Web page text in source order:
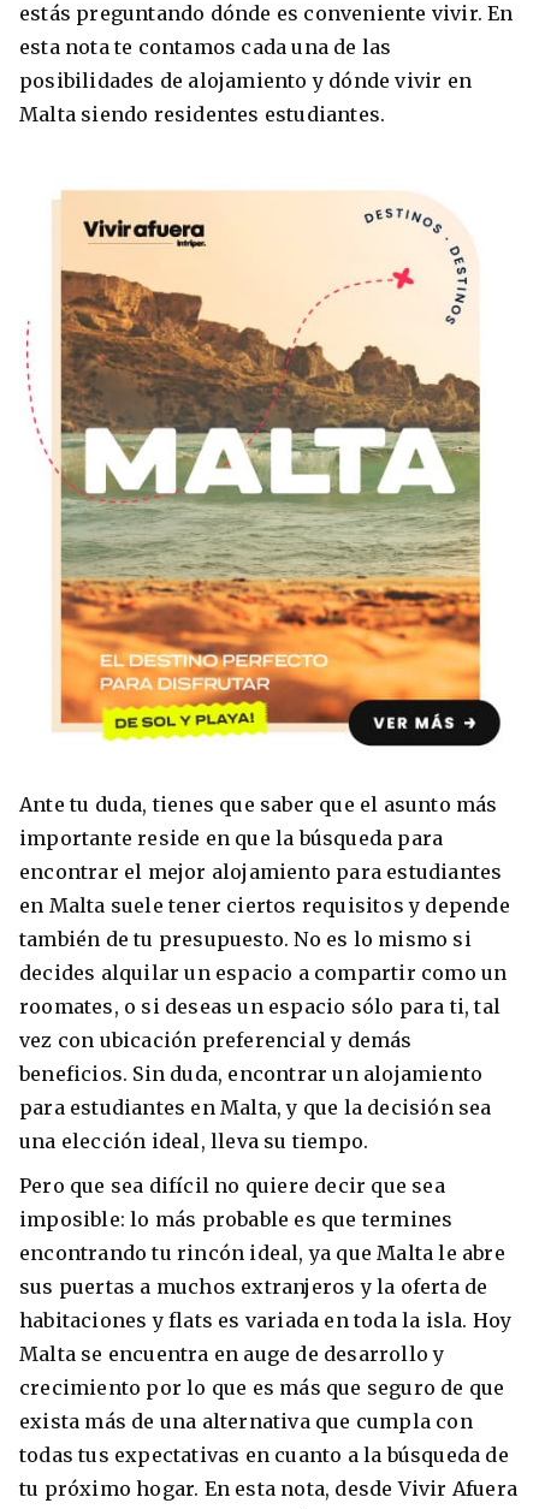
Australia permitirá la entrada de
estudiantes y trabajadores cualificados
vacunados contra el Covid-19
Agustina Fontirroig 23/11/2021
8 ciudades para tomar cursos de inglés
intensivo
Barbie Castoldi 09/11/2021
América
Brasil
Ecuador
México
VER TODOS LOS PAÍSES
Estudia Inglés frente al Mediterráneo
Estudia un Bachelor de IT en Cork
Estudia Business en Auckland
Estudia Desarrollo Web en Toronto
+30 Summer English for Professionals en
Melbourne
Condiciones
ENVIAR
estás preguntando dónde es conveniente vivir. En
esta nota te contamos cada una de las
posibilidades de alojamiento y dónde vivir en
Malta siendo residentes estudiantes.
Ante tu duda, tienes que saber que el asunto más
importante reside en que la búsqueda para
encontrar el mejor alojamiento para estudiantes
en Malta suele tener ciertos requisitos y depende
también de tu presupuesto. No es lo mismo si
decides alquilar un espacio a compartir como un
roomates, o si deseas un espacio sólo para ti, tal
vez con ubicación preferencial y demás
beneficios. Sin duda, encontrar un alojamiento
para estudiantes en Malta, y que la decisión sea
una elección ideal, lleva su tiempo.
Pero que sea difícil no quiere decir que sea
imposible: lo más probable es que termines
encontrando tu rincón ideal, ya que Malta le abre
sus puertas a muchos extranjeros y la oferta de
habitaciones y flats es variada en toda la isla. Hoy
Malta se encuentra en auge de desarrollo y
crecimiento por lo que es más que seguro de que
exista más de una alternativa que cumpla con
todas tus expectativas en cuanto a la búsqueda de
tu próximo hogar. En esta nota, desde Vivir Afuera